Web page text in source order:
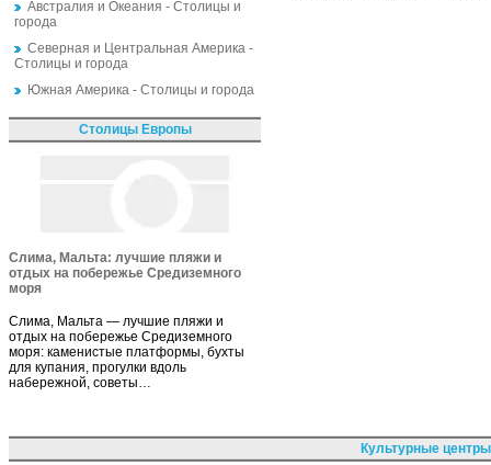
Австралия и Океания - Столицы и
города
Северная и Центральная Америка -
Столицы и города
Южная Америка - Столицы и города
Столицы Европы
Слима, Мальта: лучшие пляжи и
отдых на побережье Средиземного
моря
Слима, Мальта — лучшие пляжи и
отдых на побережье Средиземного
моря: каменистые платформы, бухты
для купания, прогулки вдоль
набережной, советы…
Культурные